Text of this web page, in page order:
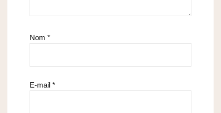
Nom *
E-mail *